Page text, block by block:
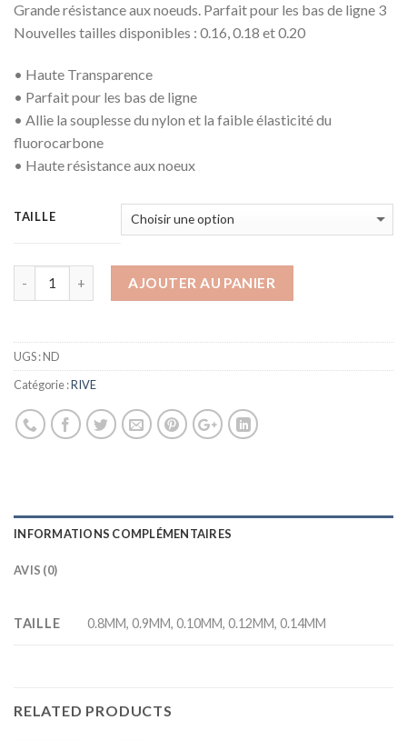
Grande résistance aux noeuds. Parfait pour les bas de ligne 3
Nouvelles tailles disponibles : 0.16, 0.18 et 0.20
• Haute Transparence
• Parfait pour les bas de ligne
• Allie la souplesse du nylon et la faible élasticité du
fluorocarbone
• Haute résistance aux noeux
TAILLE
AJOUTER AU PANIER
UGS :ND
Catégorie :RIVE
INFORMATIONS COMPLÉMENTAIRES
AVIS (0)
TAILLE 0.8MM, 0.9MM, 0.10MM, 0.12MM, 0.14MM
RELATED PRODUCTS